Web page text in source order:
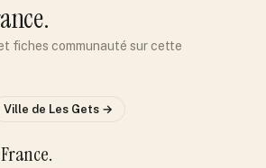
.
fiches communauté sur cette
Ville de Les Gets →
.